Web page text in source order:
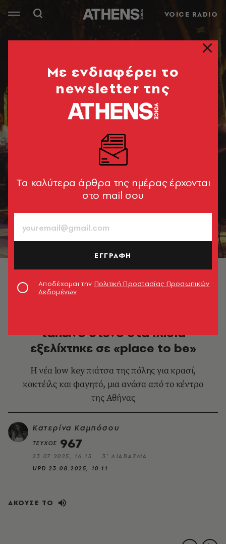
VOICE RADIO
© Τάσος Ανέστης
ταπεινό στενό στα Ιλίσια
εξελίχτηκε σε «place to be»
Η νέα low key πιάτσα της πόλης για κρασί,
κοκτέιλς και φαγητό, μια ανάσα από το κέντρο
της Αθήνας
Κατερίνα Καμπόσου
ΤΕΥΧΟΣ 967
23.07.2025, 16:15
3’ ΔΙΑΒΑΣΜΑ
UPD23.08.2025, 10:11
ΑΚΟΥΣΕ ΤΟ
Mε ενδιαφέρει το
newsletter της
Tα καλύτερα άρθρα της ημέρας έρχονται
στο mail σου
ΕΓΓΡΑΦΗ
Αποδέχομαι την Πολιτική Προστασίας Προσωπικών
Δεδομένων